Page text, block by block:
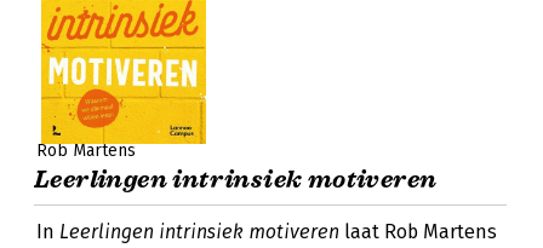
Rob Martens
Leerlingen intrinsiek motiveren
In Leerlingen intrinsiek motiveren laat Rob Martens